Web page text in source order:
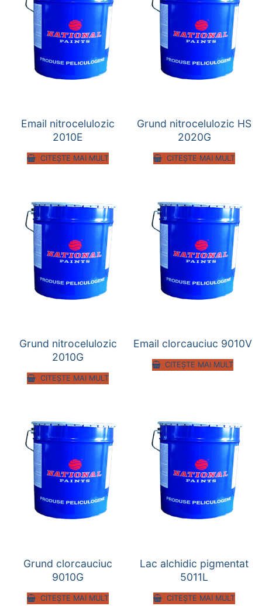
Email nitrocelulozic
2010E
CITEȘTE MAI MULT
Grund nitrocelulozic HS
2020G
CITEȘTE MAI MULT
Grund nitrocelulozic
2010G
CITEȘTE MAI MULT
Email clorcauciuc 9010V
CITEȘTE MAI MULT
Grund clorcauciuc
9010G
CITEȘTE MAI MULT
Lac alchidic pigmentat
5011L
CITEȘTE MAI MULT